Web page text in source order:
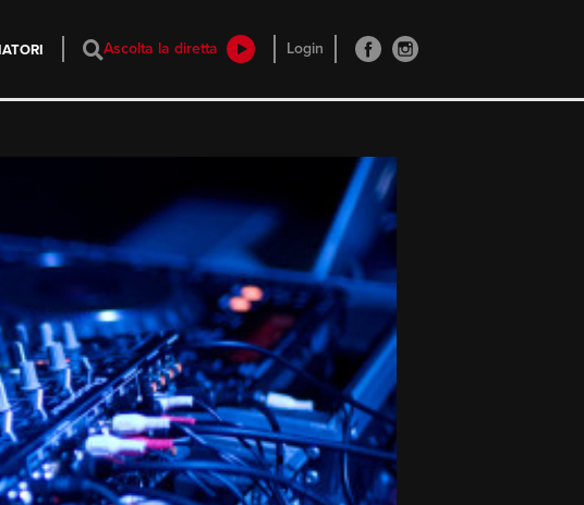
Ascolta la diretta Login